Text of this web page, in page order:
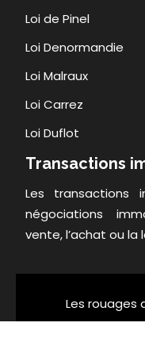
Loi de Pinel
Loi Denormandie
Loi Malraux
Loi Carrez
Loi Duflot
Transactions
Les transactions
négociations
vente, l’achat ou la
Les rouages